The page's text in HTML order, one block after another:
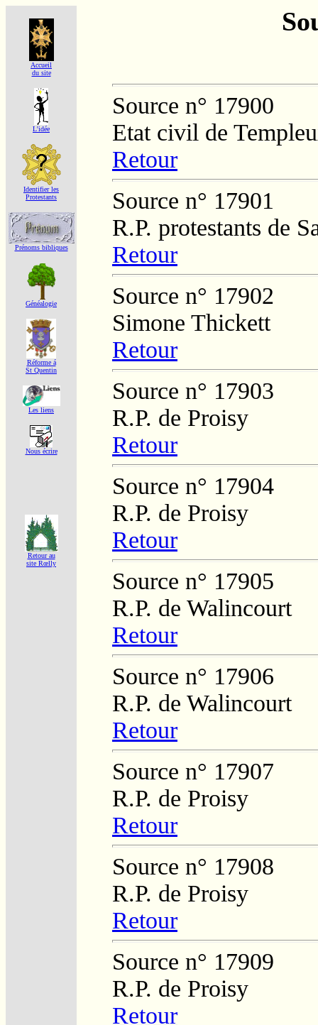
Accueil
du site
L'idée
Identifier les
Protestants
Prénoms bibliques
Généalogie
Réforme á
St Quentin
Les liens
Nous écrire
Retour au
site Rœlly
Source n° 17900
Etat civil de
Retour
Source n° 17901
R.P. protestants de
Retour
Source n° 17902
Simone Thickett
Retour
Source n° 17903
R.P. de Proisy
Retour
Source n° 17904
R.P. de Proisy
Retour
Source n° 17905
R.P. de Walincourt
Retour
Source n° 17906
R.P. de Walincourt
Retour
Source n° 17907
R.P. de Proisy
Retour
Source n° 17908
R.P. de Proisy
Retour
Source n° 17909
R.P. de Proisy
Retour